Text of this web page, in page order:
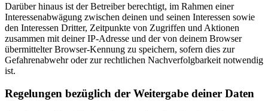
Darüber hinaus ist der Betreiber berechtigt, im Rahmen einer
Interessenabwägung zwischen deinen und seinen Interessen sowie
den Interessen Dritter, Zeitpunkte von Zugriffen und Aktionen
zusammen mit deiner IP-Adresse und der von deinem Browser
übermittelter Browser-Kennung zu speichern, sofern dies zur
Gefahrenabwehr oder zur rechtlichen Nachverfolgbarkeit notwendig
ist.
Regelungen bezüglich der Weitergabe deiner Daten